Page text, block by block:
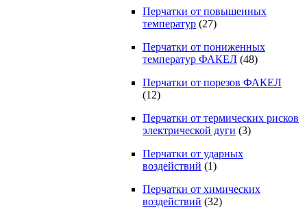
Перчатки от повышенных
температур (27)
Перчатки от пониженных
температур ФАКЕЛ (48)
Перчатки от порезов ФАКЕЛ
(12)
Перчатки от термических рисков
электрической дуги (3)
Перчатки от ударных
воздействий (1)
Перчатки от химических
воздействий (32)